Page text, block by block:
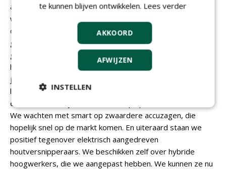
afgelopen 25 jaar. Denk aan alle boombeheersystemen
waarmee boomdata wordt verzameld. Digitale offertes,
digitale werkbonnen, digitale registratie van uren. Een
grote verandering in de uitvoering van het werk is het
gebruik van accuzagen en ander accu-aangedreven
handgereedschap. Wij werken daar inmiddels een aantal
jaren mee. Er liggen zonnecollectoren bij op ons op de
loods. Daarnaast zijn we bezig ons voertuigenpark te
elektrificeren. Wij willen dus vooroplopen met innovaties.
We wachten met smart op zwaardere accuzagen, die
hopelijk snel op de markt komen. En uiteraard staan we
positief tegenover elektrisch aangedreven
houtversnipperaars. We beschikken zelf over hybride
hoogwerkers, die we aangepast hebben. We kunnen ze nu
te kunnen blijven ontwikkelen. Lees verder
AKKOORD
AFWIJZEN
INSTELLEN